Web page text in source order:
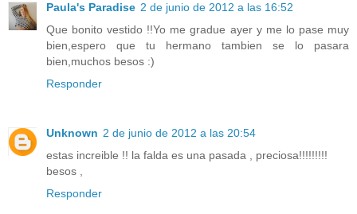
Paula's Paradise 2 de junio de 2012 a las 16:52
Que bonito vestido !!Yo me gradue ayer y me lo pase muy
bien,espero que tu hermano tambien se lo pasara
bien,muchos besos :)
Responder
Unknown 2 de junio de 2012 a las 20:54
estas increible !! la falda es una pasada , preciosa!!!!!!!!!
besos ,
Responder